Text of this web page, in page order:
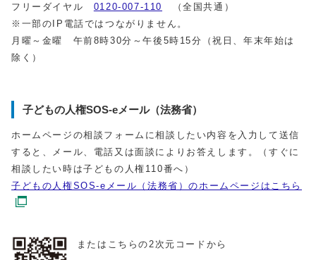
フリーダイヤル 0120-007-110
（全国共通）
※一部のIP電話ではつながりません。
月曜～金曜 午前8時30分～午後5時15分（祝日、年末年始は
除く）
子どもの人権SOS-eメール（法務省）
ホームページの相談フォームに相談したい内容を入力して送信
すると、メール、電話又は面談によりお答えします。（すぐに
相談したい時は子どもの人権110番へ）
子どもの人権SOS-eメール（法務省）のホームページはこちら
またはこちらの2次元コードから